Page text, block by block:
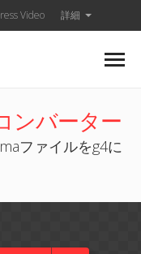
Video 詳細
ンバーター
ファイルをg4に